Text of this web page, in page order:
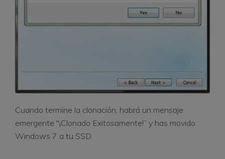
Cuando termine la clonación, habrá un mensaje
emergente "¡Clonado Exitosamente!” y has movido
Windows 7 a tu SSD.